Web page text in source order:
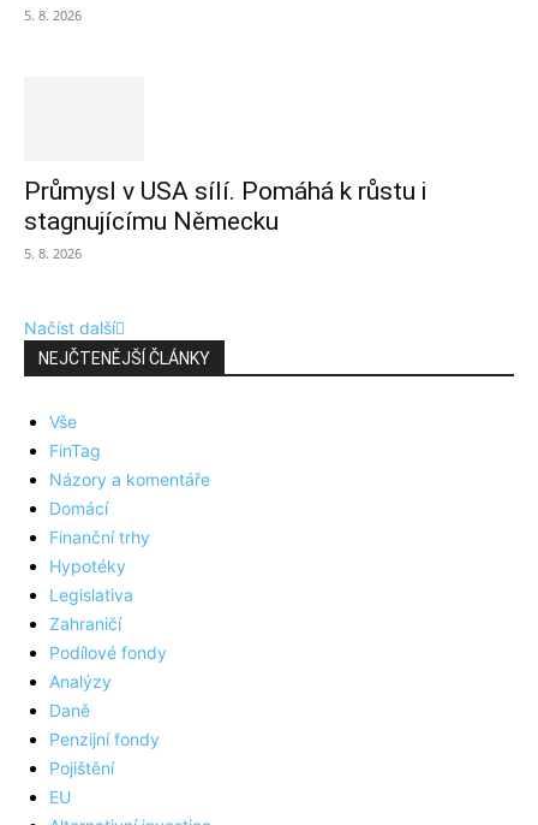
5. 8. 2026
Průmysl v USA sílí. Pomáhá k růstu i
stagnujícímu Německu
5. 8. 2026
Načíst další
NEJČTENĚJŠÍ ČLÁNKY
Vše
FinTag
Názory a komentáře
Domácí
Finanční trhy
Hypotéky
Legislativa
Zahraničí
Podílové fondy
Analýzy
Daně
Penzijní fondy
Pojištění
EU